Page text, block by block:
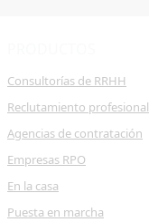
Consultorías de RRHH
Reclutamiento profesional
Agencias de contratación
Empresas RPO
En la casa
Puesta en marcha